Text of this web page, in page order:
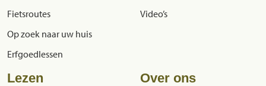
Fietsroutes
Op zoek naar uw huis
Erfgoedlessen
Video’s
Lezen Over ons